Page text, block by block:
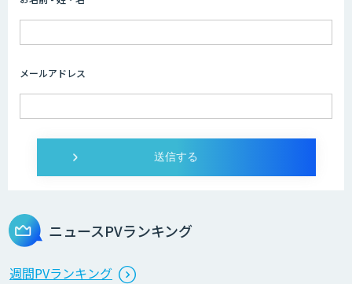
メールアドレス
ニュースPVランキング
週間PVランキング